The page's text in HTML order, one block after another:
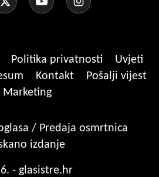
Politika privatnosti
Uvjeti
Kontakt
Pošalji vijest
Marketing
/ Predaja osmrtnica
izdanje
- glasistre.hr